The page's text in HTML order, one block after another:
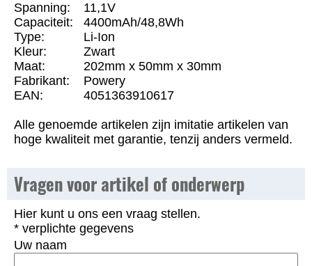
Spanning:
11,1V
Capaciteit:
4400mAh/48,8Wh
Type:
Li-Ion
Kleur:
Zwart
Maat:
202mm x 50mm x 30mm
Fabrikant:
Powery
EAN:
4051363910617
Alle genoemde artikelen zijn imitatie artikelen van
hoge kwaliteit met garantie, tenzij anders vermeld.
Vragen voor artikel of onderwerp
Hier kunt u ons een vraag stellen.
* verplichte gegevens
Uw naam